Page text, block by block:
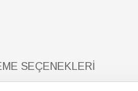
SEÇENEKLERI